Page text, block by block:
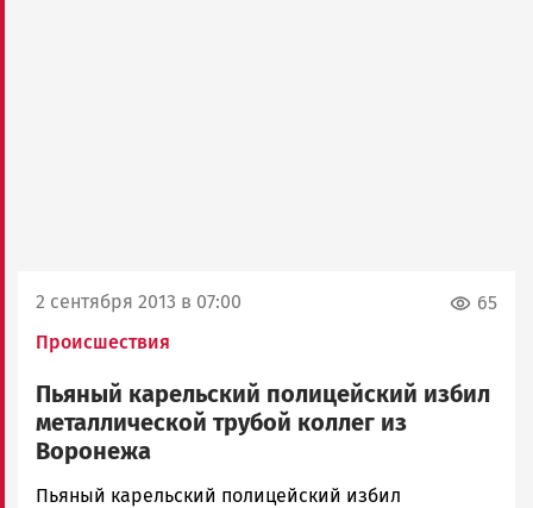
2 сентября 2013 в 07:00
Происшествия
65
Пьяный карельский полицейский избил
металлической трубой коллег из
Воронежа
admintimur
Пьяный карельский полицейский избил